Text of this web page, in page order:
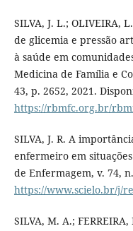
SILVA, J. L.; OLIVEIRA,
de glicemia e pressão
à saúde em
Medicina de Família e
43, p. 2652, 2021.
https://rbmfc.org.br/
SILVA, J. R. A
enfermeiro em
de Enfermagem, v. 74,
https://www.scielo.br/j/
SILVA, M. A.;